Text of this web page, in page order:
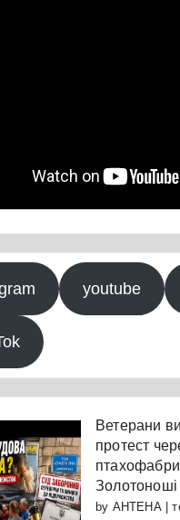
youtube
Ветерани
протест
Золотоноші
by АНТЕНА |